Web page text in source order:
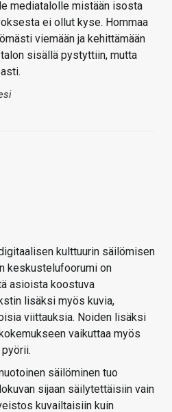
mediatalolle mistään isosta
ei ollut kyse. Hommaa
viemään ja kehittämään
sisällä pystyttiin, mutta
kulttuurin säilömisen
keskustelufoorumi on
asioista koostuva
lisäksi myös kuvia,
viittauksia. Noiden lisäksi
vaikuttaa myös
säilöminen tuo
sijaan säilytettäisiin vain
kuvailtaisiin kuin